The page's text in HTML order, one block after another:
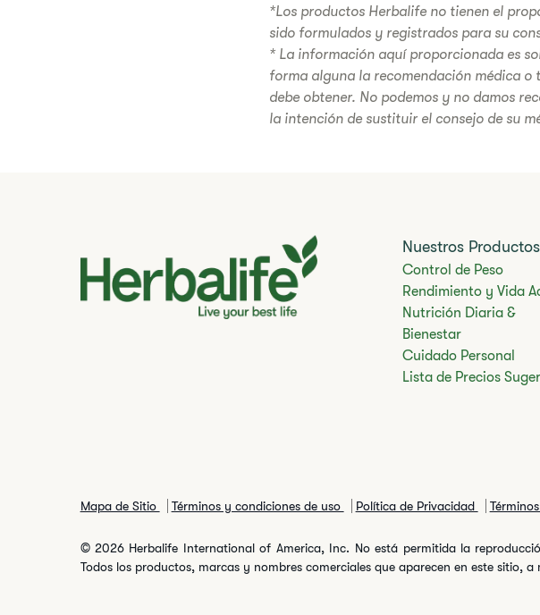
*Los productos Herbalife no tienen el
sido formulados y registrados para su
* La información aquí proporcionada es
forma alguna la recomendación médica o
debe obtener. No podemos y no damos
la intención de sustituir el consejo de su
Nuestros Productos
Control de Peso
Rendimiento y Vida
Nutrición Diaria &
Bienestar
Cuidado Personal
Lista de Precios
Mapa de Sitio Términos y condiciones de uso Política de Privacidad
© 2026 Herbalife International of America, Inc. No está permitida la
Todos los productos, marcas y nombres comerciales que aparecen en este sitio,